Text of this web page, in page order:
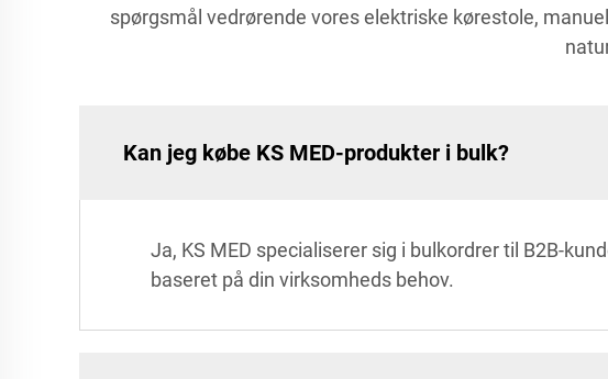
spørgsmål vedrørende vores elektriske kørestole,
Kan jeg købe KS MED-produkter i bulk?
Ja, KS MED specialiserer sig i bulkordrer til B2B-
baseret på din virksomheds behov.